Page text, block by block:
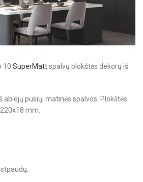
10 SuperMattspalvų plokštės dekorų iš
abiejų pusių, matinės spalvos. Plokštės
mm.